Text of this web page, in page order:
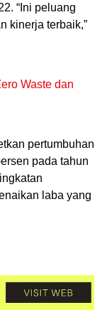
“Ini peluang
kinerja terbaik,”
Waste dan
pertumbuhan
pada tahun
laba yang